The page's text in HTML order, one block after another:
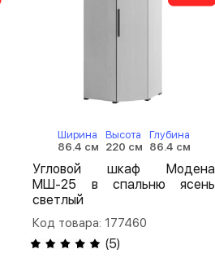
Ширина
86.4 см
Высота
220 см
Глубина
86.4 см
Угловой шкаф Модена
МШ-25 в спальню ясень
светлый
Код товара: 177460
(5)